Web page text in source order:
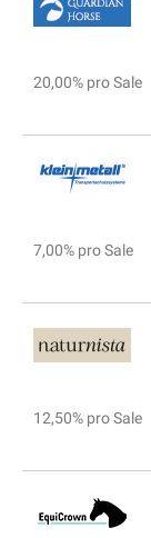
20,00% pro Sale
7,00% pro Sale
12,50% pro Sale